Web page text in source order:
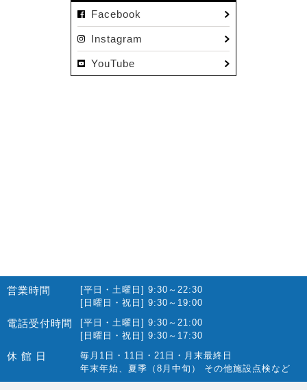
2022.11(16)
2022.01(10)
2021.12(12)
2021.10(22)
2021.09(10)
Facebook
Instagram
YouTube
営業時間
[平日・土曜日] 9:30～22:30
[日曜日・祝日] 9:30～19:00
電話受付時間
[平日・土曜日] 9:30～21:00
[日曜日・祝日] 9:30～17:30
休 館 日
毎月1日・11日・21日・月末最終日
年末年始、夏季（8月中旬） その他施設点検など